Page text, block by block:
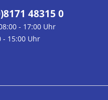
48315 0
- 17:00 Uhr
- 15:00 Uhr